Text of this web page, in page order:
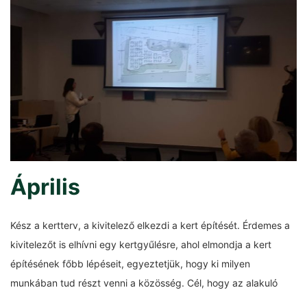
Április
Kész a kertterv, a kivitelező elkezdi a kert építését. Érdemes a
kivitelezőt is elhívni egy kertgyűlésre, ahol elmondja a kert
építésének főbb lépéseit, egyeztetjük, hogy ki milyen
munkában tud részt venni a közösség. Cél, hogy az alakuló